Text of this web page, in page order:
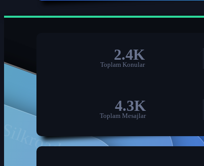
Forum
2.4K
Toplam Konular
4.3K
Toplam Mesajlar